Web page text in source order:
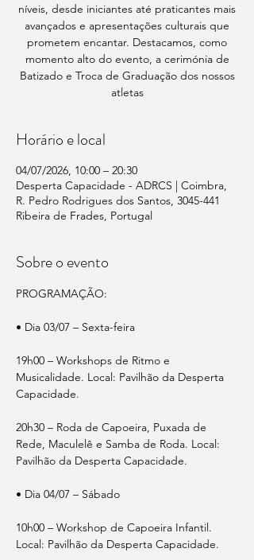
níveis, desde iniciantes até praticantes mais
avançados e apresentações culturais que
prometem encantar. Destacamos, como
momento alto do evento, a cerimónia de
Batizado e Troca de Graduação dos nossos
atletas
Horário e local
04/07/2026, 10:00 – 20:30
Desperta Capacidade - ADRCS | Coimbra,
R. Pedro Rodrigues dos Santos, 3045-441
Ribeira de Frades, Portugal
Sobre o evento
PROGRAMAÇÃO:
• Dia 03/07 – Sexta-feira
19h00 – Workshops de Ritmo e
Musicalidade. Local: Pavilhão da Desperta
Capacidade.
20h30 – Roda de Capoeira, Puxada de
Rede, Maculelê e Samba de Roda. Local:
Pavilhão da Desperta Capacidade.
• Dia 04/07 – Sábado
10h00 – Workshop de Capoeira Infantil.
Local: Pavilhão da Desperta Capacidade.